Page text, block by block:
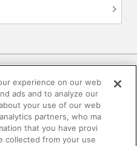
サイトについて
ポリシー
experience on our web
ads and to analyze our
your use of our web
partners, who ma
that you have provi
collected from your use